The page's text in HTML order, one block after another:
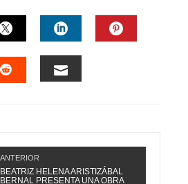
TWITTERLINKEDIN
ANTERIOR
BEATRIZ HELENA ARISTIZÁBAL
BERNAL PRESENTA UNA OBRA